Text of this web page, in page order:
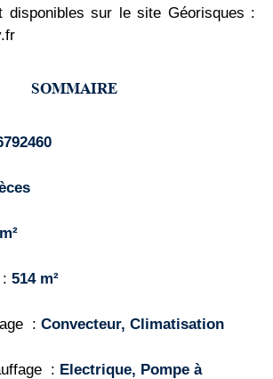
disponibles sur le site Géorisques :
SOMMAIRE
514 m²
Convecteur, Climatisation
Electrique, Pompe à